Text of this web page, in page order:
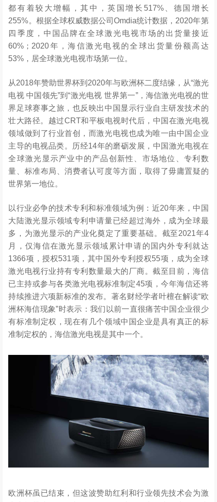
都有着较大增幅，其中，英国增长517%、德国增长
255%。根据全球权威数据公司Omdia统计数据，2020年第
四季度，中国品牌在全球激光电视市场的出货量接近
60%；2020年，海信激光电视的全球出货量份额高达
53%，居全球激光电视市场第一位。
从2018年赞助世界杯到2020年与欧洲杯二度结缘，从“激光
电视 中国领先”到“激光电视 世界第一”，海信激光电视的世
界足球赛事之旅，也反映出中国显示行业自主研发技术的
壮大路径。越过CRT和平板电视时代后，中国在激光电视
领域做到了行业首创，而激光电视也成为唯一由中国企业
主导的电视品类。历经14年的磨砺发展，中国激光电视在
全球激光显示产业中的产品创新性、市场地位、专利数
量、标准布局、消费者认可度等方面，取得了毋庸置疑的
世界第一地位。
以行业必争的技术专利和标准领域为例：近20年来，中国
大陆激光显示领域专利申请量已经超过海外，成为全球最
多，为激光显示的产业化奠定了重要基础。截至2021年4
月，仅海信在激光显示领域累计申请的国内外专利就达
1366项，授权531项，其中国外专利授权55项，成为全球
激光电视行业持有专利数量最大的厂商。截至目前，海信
已主持或参与各类激光电视标准制定45项，今年海信还将
持续推进六项新标准的发布。著名财经学者叶檀在解读“欧
洲杯海信现象”时表示：我们以前一直很痛苦中国企业很少
有标准制定权，现在有几个领域中国企业是具有真正的标
准制定权的，海信激光电视是其中一个。
欧洲杯虽已结束，但这波赞助红利和行业领先技术会为激